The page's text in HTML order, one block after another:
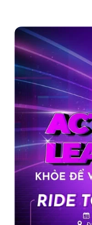
CAFEMOM